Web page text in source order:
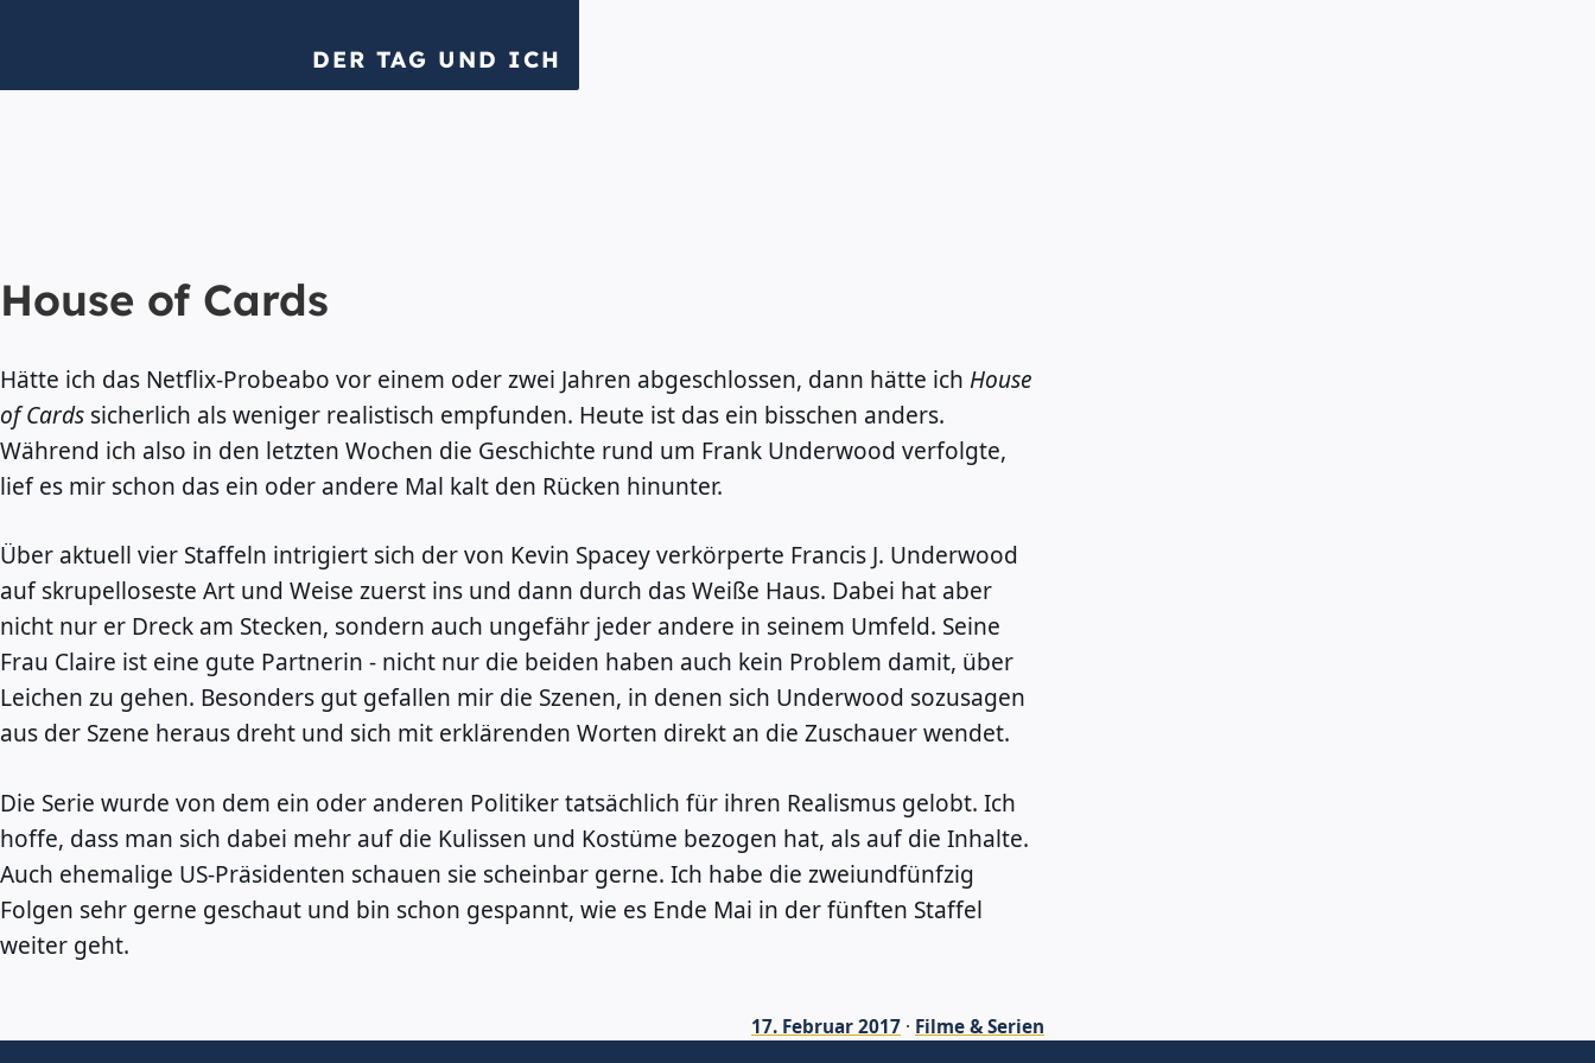
DER TAG UND ICH
House of Cards
Hätte ich das Netflix-Probeabo vor einem oder zwei Jahren abgeschlossen, dann hätte ich House
of Cards sicherlich als weniger realistisch empfunden. Heute ist das ein bisschen anders.
Während ich also in den letzten Wochen die Geschichte rund um Frank Underwood verfolgte,
lief es mir schon das ein oder andere Mal kalt den Rücken hinunter.
Über aktuell vier Staffeln intrigiert sich der von Kevin Spacey verkörperte Francis J. Underwood
auf skrupelloseste Art und Weise zuerst ins und dann durch das Weiße Haus. Dabei hat aber
nicht nur er Dreck am Stecken, sondern auch ungefähr jeder andere in seinem Umfeld. Seine
Frau Claire ist eine gute Partnerin - nicht nur die beiden haben auch kein Problem damit, über
Leichen zu gehen. Besonders gut gefallen mir die Szenen, in denen sich Underwood sozusagen
aus der Szene heraus dreht und sich mit erklärenden Worten direkt an die Zuschauer wendet.
Die Serie wurde von dem ein oder anderen Politiker tatsächlich für ihren Realismus gelobt. Ich
hoffe, dass man sich dabei mehr auf die Kulissen und Kostüme bezogen hat, als auf die Inhalte.
Auch ehemalige US-Präsidenten schauen sie scheinbar gerne. Ich habe die zweiundfünfzig
Folgen sehr gerne geschaut und bin schon gespannt, wie es Ende Mai in der fünften Staffel
weiter geht.
17. Februar 2017 · Filme & Serien